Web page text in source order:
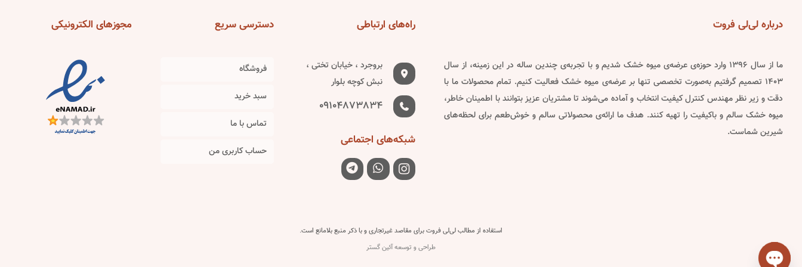
دربارهلی‌لی فروت
ما از سال ۱۳۹۶ وارد حوزه‌ی عرضه‌ی میوه خشک شدیم و با تجربه‌ی چندین ساله در این زمینه، از سال
۱۴۰۳ تصمیم گرفتیم به‌صورت تخصصی تنها بر عرضه‌ی میوه خشک فعالیت کنیم. تمام محصولات ما با
دقت و زیر نظر مهندس کنترل کیفیت انتخاب و آماده می‌شوند تا مشتریان عزیز بتوانند با اطمینان خاطر،
میوه خشک سالم و باکیفیت را تهیه کنند. هدف ما ارائه‌ی محصولاتی سالم و خوش‌طعم برای لحظه‌های
شیرین شماست.
راه‌های ارتباطی
بروجرد ، خیابان تختی ،
نبش کوچه بلوار
09104873834
شبکه‌های اجتماعی
دسترسیسریع
فروشگاه
سبد خرید
تماس با ما
حساب کاربری من
مجوزهای الکترونیکی
استفاده از مطالب لی‌لی فروت برای مقاصد غیرتجاری و با ذکر منبع بلامانع است.
طراحی و توسعه آئین گستر